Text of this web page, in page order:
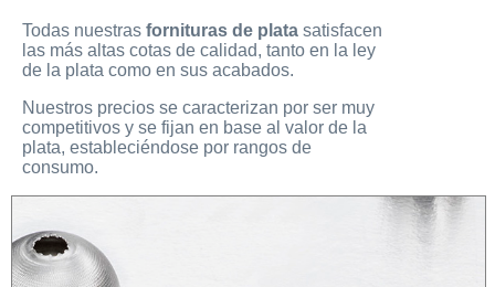
Todas nuestras fornituras de plata satisfacen
las más altas cotas de calidad, tanto en la ley
de la plata como en sus acabados.
Nuestros precios se caracterizan por ser muy
competitivos y se fijan en base al valor de la
plata, estableciéndose por rangos de
consumo.